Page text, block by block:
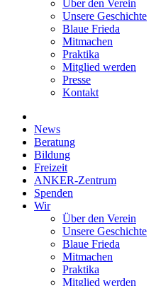
Über den Verein
Unsere Geschichte
Blaue Frieda
Mitmachen
Praktika
Mitglied werden
Presse
Kontakt
News
Beratung
Bildung
Freizeit
ANKER-Zentrum
Spenden
Wir
Über den Verein
Unsere Geschichte
Blaue Frieda
Mitmachen
Praktika
Mitglied werden